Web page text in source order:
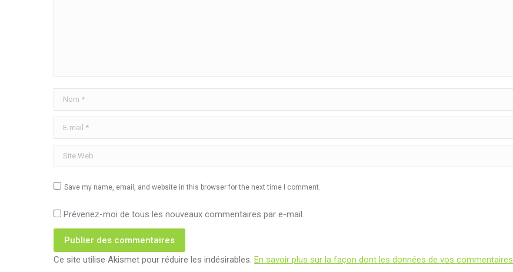
Nom *
E-mail *
Site Web
Save my name, email, and website in this browser for the next time I comment.
Prévenez-moi de tous les nouveaux commentaires par e-mail.
Publier des commentaires
Ce site utilise Akismet pour réduire les indésirables. En savoir plus sur la façon dont les données de vos commentaires